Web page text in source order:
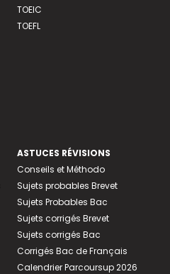
TOEIC
TOEFL
ASTUCES RÉVISIONS
Conseils et Méthodo
Sujets probables Brevet
Sujets Probables Bac
Sujets corrigés Brevet
Sujets corrigés Bac
Corrigés Bac de Français
Calendrier Parcoursup 2026